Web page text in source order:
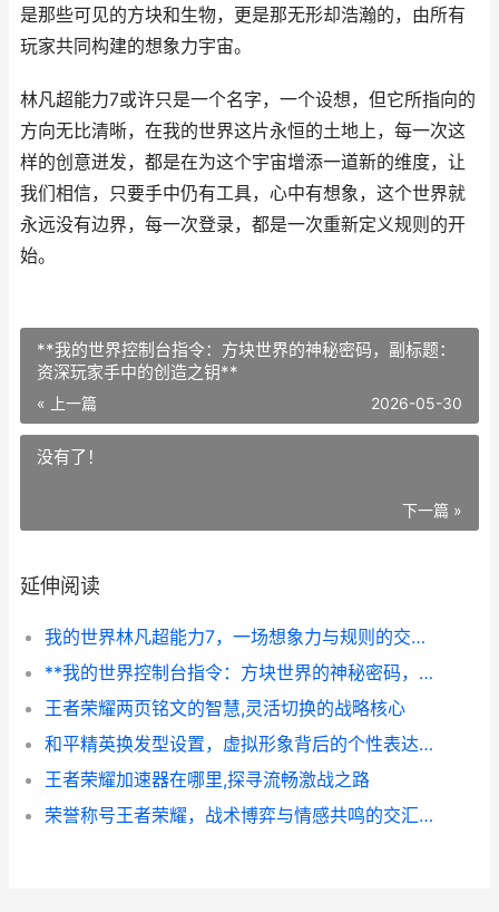
是那些可见的方块和生物，更是那无形却浩瀚的，由所有
玩家共同构建的想象力宇宙。
林凡超能力7或许只是一个名字，一个设想，但它所指向的
方向无比清晰，在我的世界这片永恒的土地上，每一次这
样的创意迸发，都是在为这个宇宙增添一道新的维度，让
我们相信，只要手中仍有工具，心中有想象，这个世界就
永远没有边界，每一次登录，都是一次重新定义规则的开
始。
**我的世界控制台指令：方块世界的神秘密码，副标题：
资深玩家手中的创造之钥**
« 上一篇 2026-05-30
没有了！
下一篇 »
延伸阅读
我的世界林凡超能力7，一场想象力与规则的交响，副标题，方块宇宙中的潜能觉醒
**我的世界控制台指令：方块世界的神秘密码，副标题：资深玩家手中的创造之钥**
王者荣耀两页铭文的智慧,灵活切换的战略核心
和平精英换发型设置，虚拟形象背后的个性表达，浅谈游戏中的自我呈现与社交策略
王者荣耀加速器在哪里,探寻流畅激战之路
荣誉称号王者荣耀，战术博弈与情感共鸣的交汇点